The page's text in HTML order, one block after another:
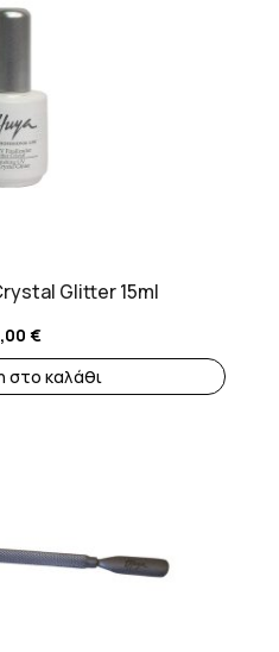
Glitter 15ml
€
στο καλάθι